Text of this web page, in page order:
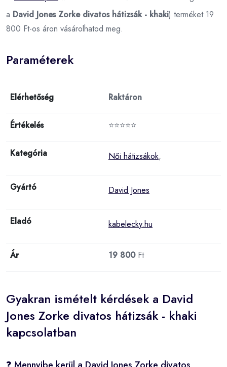
a David Jones Zorke divatos hátizsák - khaki) terméket 19
800 Ft-os áron vásárolhatod meg.
Paraméterek
Elérhetőség Raktáron
Értékelés ⭐⭐⭐⭐⭐
Kategória Női hátizsákok,
Gyártó David Jones
Eladó kabelecky.hu
Ár 19 800Ft
Gyakran ismételt kérdések a David
Jones Zorke divatos hátizsák - khaki
kapcsolatban